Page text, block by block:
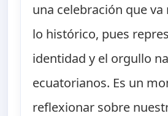
una celebración que va
lo histórico, pues
identidad y el orgullo
ecuatorianos. Es un
reflexionar sobre